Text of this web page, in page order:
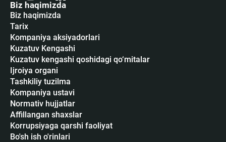
Biz haqimizda
Biz haqimizda
Tarix
Kompaniya aksiyadorlari
Kuzatuv Kengashi
Kuzatuv kengashi qoshidagi qo‘mitalar
Ijroiya organi
Tashkiliy tuzilma
Kompaniya ustavi
Normativ hujjatlar
Affillangan shaxslar
Korrupsiyaga qarshi faoliyat
Bo'sh ish o'rinlari